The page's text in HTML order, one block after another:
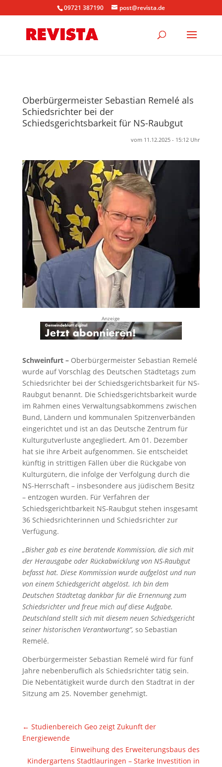
09721 387190 post@revista.de
Oberbürgermeister Sebastian Remelé als
Schiedsrichter bei der
Schiedsgerichtsbarkeit für NS-Raubgut
vom 11.12.2025 - 15:12 Uhr
Anzeige
Schweinfurt – Oberbürgermeister Sebastian Remelé
wurde auf Vorschlag des Deutschen Städtetags zum
Schiedsrichter bei der Schiedsgerichtsbarkeit für NS-
Raubgut benannt. Die Schiedsgerichtsbarkeit wurde
im Rahmen eines Verwaltungsabkommens zwischen
Bund, Ländern und kommunalen Spitzenverbänden
eingerichtet und ist an das Deutsche Zentrum für
Kulturgutverluste angegliedert. Am 01. Dezember
hat sie ihre Arbeit aufgenommen. Sie entscheidet
künftig in strittigen Fällen über die Rückgabe von
Kulturgütern, die infolge der Verfolgung durch die
NS-Herrschaft – insbesondere aus jüdischem Besitz
– entzogen wurden. Für Verfahren der
Schiedsgerichtbarkeit NS-Raubgut stehen insgesamt
36 Schiedsrichterinnen und Schiedsrichter zur
Verfügung.
„Bisher gab es eine beratende Kommission, die sich mit
der Herausgabe oder Rückabwicklung von NS-Raubgut
befasst hat. Diese Kommission wurde aufgelöst und nun
von einem Schiedsgericht abgelöst. Ich bin dem
Deutschen Städtetag dankbar für die Ernennung zum
Schiedsrichter und freue mich auf diese Aufgabe.
Deutschland stellt sich mit diesem neuen Schiedsgericht
seiner historischen Verantwortung“, so Sebastian
Remelé.
Oberbürgermeister Sebastian Remelé wird für fünf
Jahre nebenberuflich als Schiedsrichter tätig sein.
Die Nebentätigkeit wurde durch den Stadtrat in der
Sitzung am 25. November genehmigt.
← Studienbereich Geo zeigt Zukunft der
Energiewende
Einweihung des Erweiterungsbaus des
Kindergartens Stadtlauringen – Starke Investition in